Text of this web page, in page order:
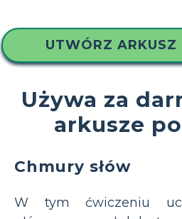
UTWÓRZ ARKUSZ
Używa za
arkusze
Chmury słów
W tym ćwiczeniu